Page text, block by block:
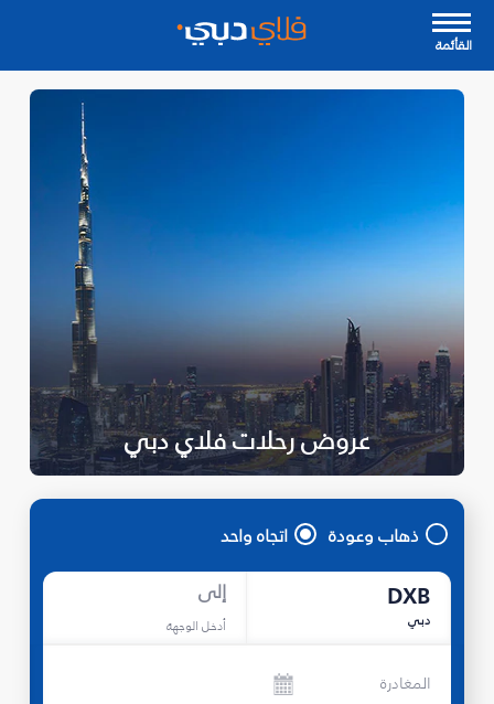
القأئمة
عروض رحلات فلاي دبي
ذهاب وعودة اتجاه واحد
DXB
دبي
إلى
أدخل الوجهة
المغادرة